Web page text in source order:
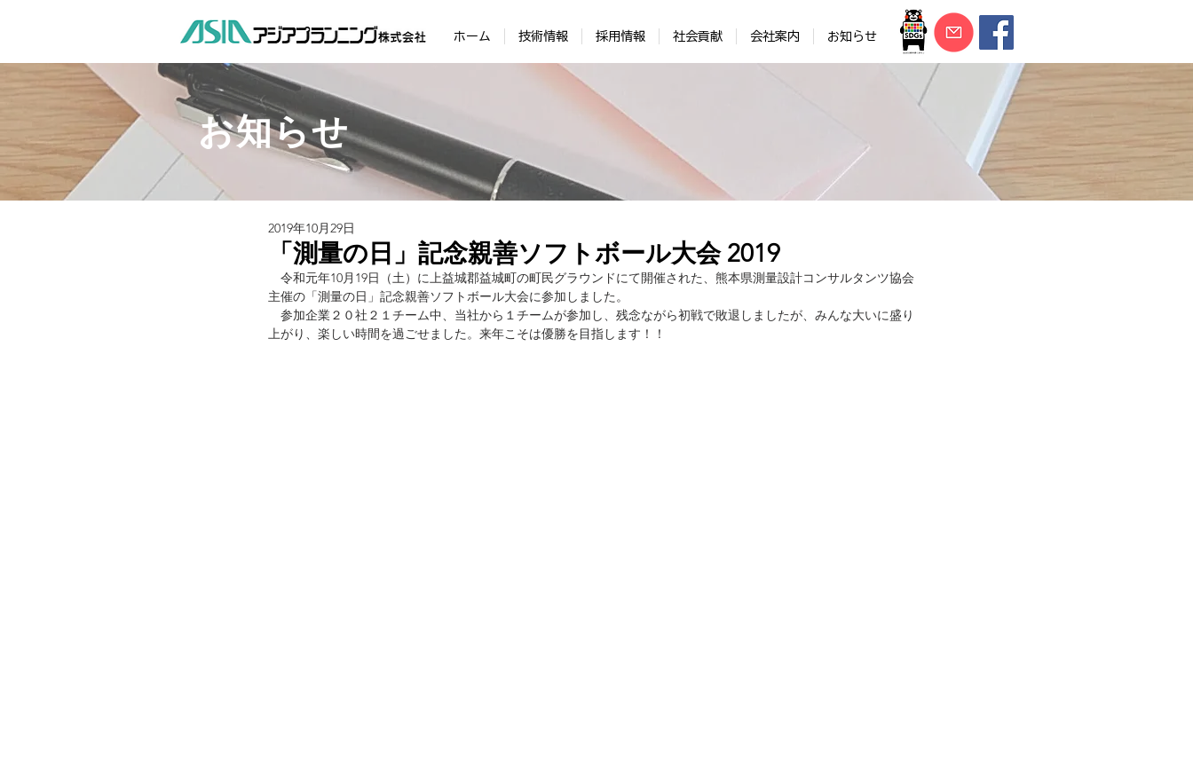
ホーム 技術情報 採用情報 社会貢献 会社案内 お知らせ
お知らせ
「測量の日」記念親善ソフトボール大会 2019
2019年10月29日
令和元年10月19日（土）に上益城郡益城町の町民グラウンドにて開催された、熊本県測量設計コンサルタンツ協会
主催の「測量の日」記念親善ソフトボール大会に参加しました。
参加企業２０社２１チーム中、当社から１チームが参加し、残念ながら初戦で敗退しましたが、みんな大いに盛り
上がり、楽しい時間を過ごせました。来年こそは優勝を目指します！！